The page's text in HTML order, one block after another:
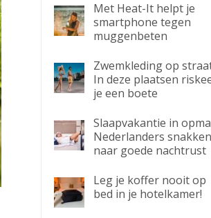
Met Heat-It helpt je
smartphone tegen
muggenbeten
Zwemkleding op
In deze plaatsen
je een boete
Slaapvakantie in
Nederlanders snakken
naar goede nachtrust
Leg je koffer nooit op
bed in je hotelkamer!